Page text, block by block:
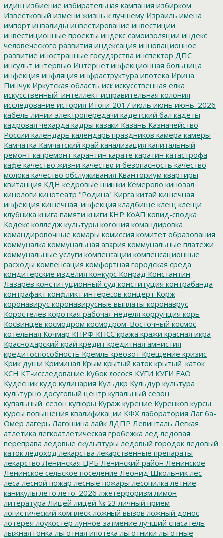
идиш избиение избирательная кампания избирком
Известковый измени жизнь к лучшему Израиль имена
импорт инвалиды инвестирование инвестиции
инвестиционные проекты индекс самоизоляции индекс
человеческого развития индексация инновационное
развитие иностранные государства инспектор ДПС
инсульт интервью Интернет инфекционная больница
инфекция инфляция инфраструктура ипотека Ирина
Пинчук Иркутская область иск искусственная елка
искусственный_интеллект исправительная колония
исследование история Итоги-2017 июль июнь июнь_2026
кабель линии электропередачи кадетский бал кадеты
кадровая чехарда кадры казаки Казань Казначейство
России календарь календарь праздников камера камеры
Камчатка Камчатский край канализация капитальный
ремонт капремонт карантин карате каратин катастрофа
кафе качество жизни качество и безопасность качество
молока качество обслуживания Кванториум квартиры
квитанция КДН кедровые шишки Кемерово кинозал
кинологи кинотеатр "Родина" Кирга китай кишечная
инфекция кишечная_инфекция кладбище клещ клещи
клубника книга памяти книги КНР КоАП ковид-сводка
Кодекс колледж культуры колония командировка
командировочные комары комиссия комитет образования
коммуналка коммунальная авария коммунальные платежи
коммунальные услуги компенсации компенсационные
расходы компенсация комфортная городская среда
кондитерские изделия конкурс Конрад Константин
Лазарев конституционный суд конституция контрабанда
контрафакт конфликт интересов концерт Корж
коронавирус коронавирусные выплаты коронаврус
Коростелев короткая рабочая неделя коррупция корь
Косвинцев космодром космодром_Восточный космос
котельная Кочмар КПРФ КПСС кража кражи красная икра
Краснодарский край кредит кредитная амнистия
кредитоспособность Кремль креозот Крещение кризис
Крик души Криминал Крым крытый каток крытый_каток
КСН КТ-исследование Кубок лосося КУГИ КУГИ ЕАО
Кудесник кудо кулинария Кульдкр Кульдур культура
культурно досуговый центр купальный сезон
купальный_сезон купюры Кураж курение Куренков курсы
курсы повышения квалификации КФХлаборатория Лаг ба-
Омер лагерь Лагошина лайк ЛДПР Левинталь Легкая
атлетика легкоатлетическая пробежка лед ледовая
переправа ледовые скульптуры ледовый городокледовый
катокледоход лекарства лекарственные препараты
лекарство Ленинская ЦРБ Ленинский район Ленинское
Ленинское сельское поселение Леонид Школьниклес
леса лесной пожар лесные пожары лесопилка летние
каникулы лето лето_2026 лжетерроризм лимон
литература Лицей лицей № 23 личный прием
логистический комплескложный вызов ложный донос
лотерея лоукостер лунное затмение лучший спасатель
лыжная гонка льготная ипотека льготники льготные